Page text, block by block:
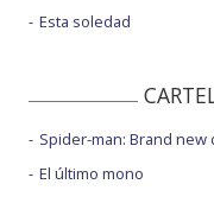
Esta soledad
Spider-man: Brand new
El último mono